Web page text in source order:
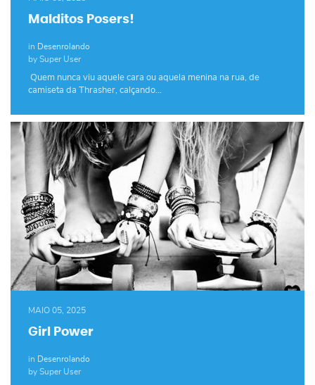
Malditos Posers!
in Desenrolando
by Super User
Quem nunca viu aquele cara ou aquela menina na rua, de
camiseta da Thrasher, calçando…
MAIO 05, 2025
Girl Power
in Desenrolando
by Super User